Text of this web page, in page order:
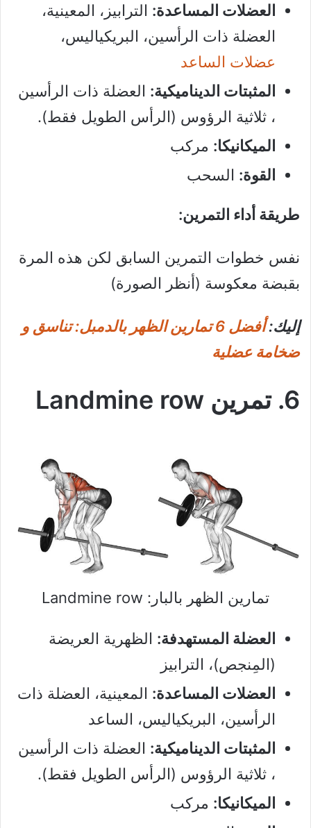
العضلات المساعدة: الترابيز، المعينية،
العضلة ذات الرأسين، البريكياليس،
عضلات الساعد
المثبتات الديناميكية: العضلة ذات الرأسين
، ثلاثية الرؤوس (الرأس الطويل فقط).
الميكانيكا: مركب
القوة: السحب
طريقة أداء التمرين:
نفس خطوات التمرين السابق لكن هذه المرة
بقبضة معكوسة (أنظر الصورة)
إليك:
أفضل 6 تمارين الظهر بالدمبل: تناسق و
ضخامة عضلية
6. تمرين Landmine row
تمارين الظهر بالبار: Landmine row
العضلة المستهدفة: الظهرية العريضة
(المِنجص)، الترابيز
العضلات المساعدة: المعينية، العضلة ذات
الرأسين، البريكياليس، الساعد
المثبتات الديناميكية: العضلة ذات الرأسين
، ثلاثية الرؤوس (الرأس الطويل فقط).
الميكانيكا: مركب